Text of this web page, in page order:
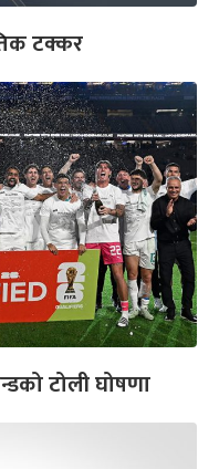
टक्कर
टोली घोषणा